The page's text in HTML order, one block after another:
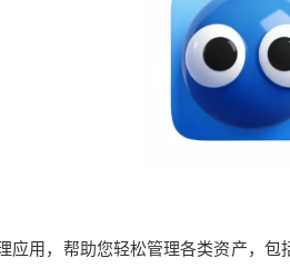
应用，帮助您轻松管理各类资产，